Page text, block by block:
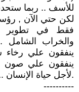
للأسف .. ربما
لكن حتي الآن ,
فقط في تطوير
والخراب الشامل
ينفقون علي رخاء
ينفقون علي صون
.لأجل حياة الإنسان
----------